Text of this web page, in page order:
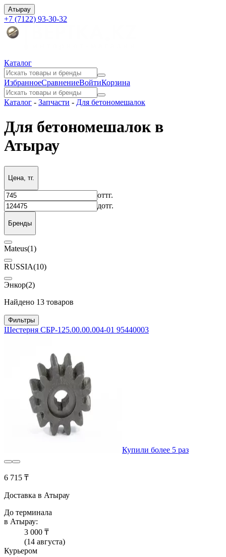
Атырау
+7 (7122) 93-30-32
Каталог
ИзбранноеСравнениеВойтиКорзина
Каталог - Запчасти - Для бетономешалок
Для бетономешалок в
Атырау
Цена, тг.
оттг.
дотг.
Бренды
Mateus(1)
RUSSIA(10)
Энкор(2)
Найдено 13 товаров
Фильтры
Шестерня СБР-125.00.00.004-01 95440003
Купили более 5 раз
6 715 ₸
Доставка в Атырау
До терминала
в Атырау:
3 000 ₸
(14 августа)
Курьером